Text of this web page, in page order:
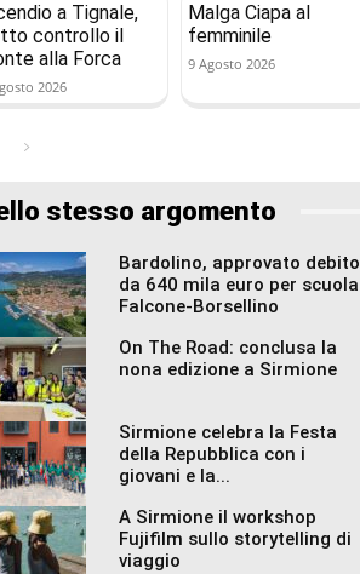
a Tignale,
controllo il
alla Forca
2026
Malga Ciapa al
femminile
9 Agosto 2026
stesso argomento
Bardolino, approvato debito
da 640 mila euro per scuola
Falcone-Borsellino
On The Road: conclusa la
nona edizione a Sirmione
Sirmione celebra la Festa
della Repubblica con i
giovani e la...
A Sirmione il workshop
Fujifilm sullo storytelling di
viaggio